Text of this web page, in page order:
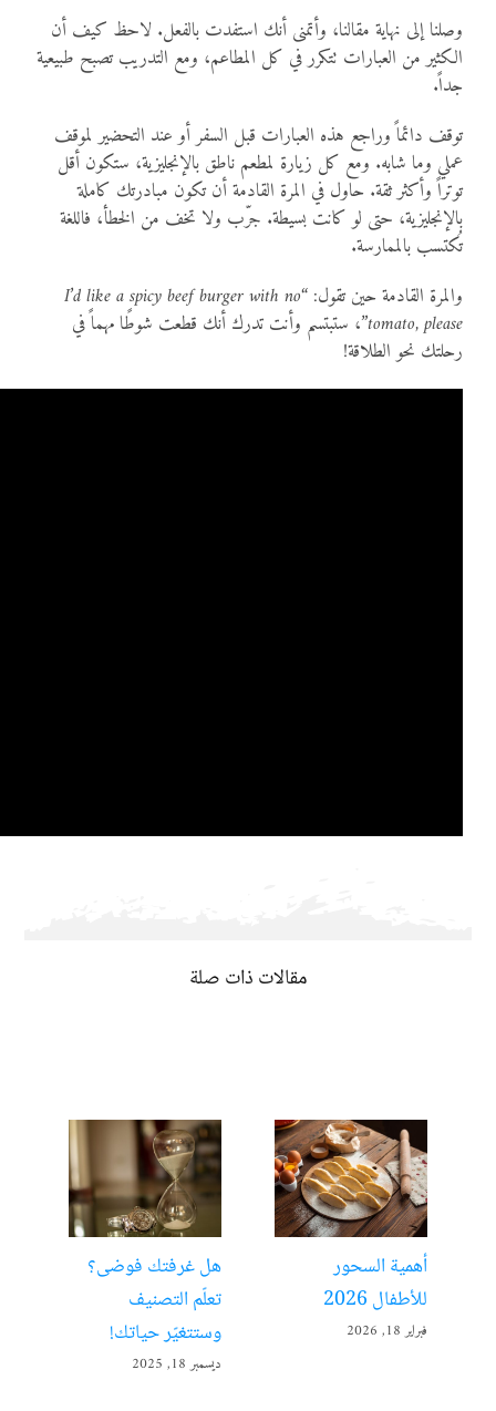
وصلنا إلى نهاية مقالنا، وأتمنى أنك استفدت بالفعل. لاحظ كيف أن
الكثير من العبارات تتكرر في كل المطاعم، ومع التدريب تصبح طبيعية
جداً.
توقف دائماً وراجع هذه العبارات قبل السفر أو عند التحضير لموقف
عملي وما شابه. ومع كل زيارة لمطعم ناطق بالإنجليزية، ستكون أقل
توتراً وأكثر ثقة. حاول في المرة القادمة أن تكون مبادرتك كاملة
بالإنجليزية، حتى لو كانت بسيطة. جرّب ولا تخف من الخطأ، فاللغة
تُكتسب بالممارسة.
والمرة القادمة حين تقول: “I’d like a spicy beef burger with no
tomato, please” ، ستبتسم وأنت تدرك أنك قطعت شوطًا مهماً في
رحلتك نحو الطلاقة!
مقالات ذات صلة
أهمية السحور
للأطفال 2026
فبراير 18, 2026
هل غرفتك فوضى؟
تعلّم التصنيف
وستتغيّر حياتك!
ديسمبر 18, 2025